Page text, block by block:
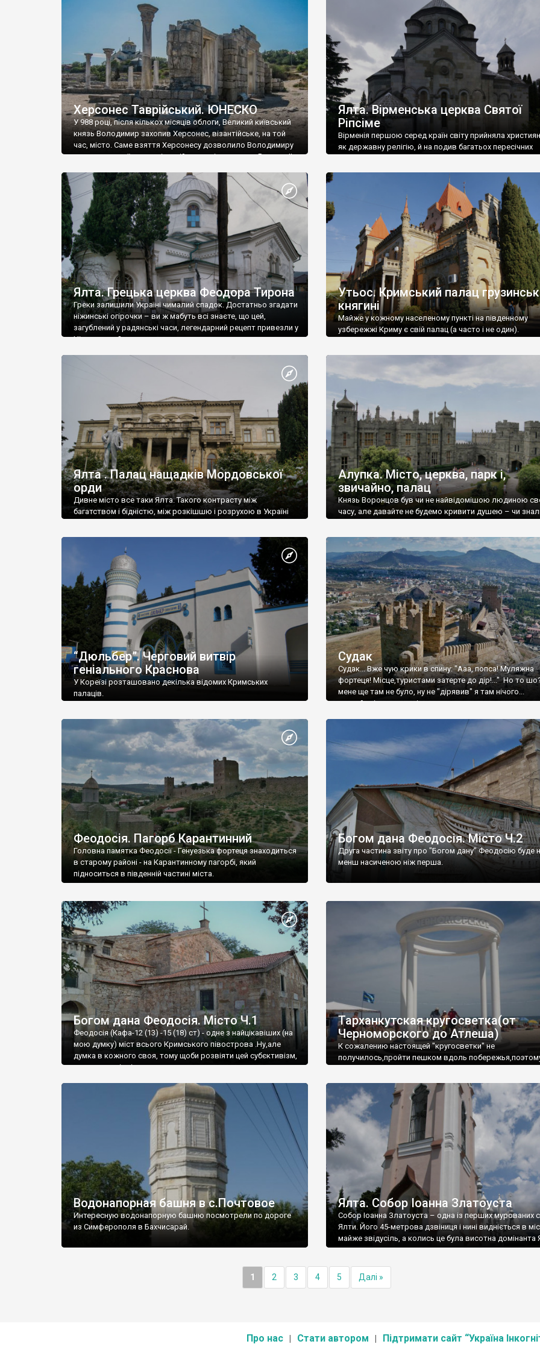
візантійської доби. Раритети викрадені з фондів об’єкту
культурної спадщини ЮНЕСКО «Херсонеса Таврійського».
Офіційно – на виставку «Золото Візантії», але експерти та
влада в Україні вважають це лише […]
називаються «повстяками» (postaki)…” “Вино. Крим
виробляє відмінне вино і його вдосталь: воно все
легке біле і дуже […]
Херсонес Таврійський. ЮНЕСКО
У 988 році, після кількох місяців облоги, Великий київський
князь Володимир захопив Херсонес, візантійське, на той
час, місто. Саме взяття Херсонесу дозволило Володимиру
диктувати свої умови візантійському імператору Василю ІІ,
Херсонесі Володимир-язичник, став Василем-
християнином. А потім було Хрещення Русі. На честь
Херсонесу Таврійського названо місто […]
Ялта. Вірменська церква Святої
Ріпсіме
Вірменія першою серед країн світу прийняла
як державну релігію, й на подив багатьох пересічних
Ялта. Грецька церква Феодора Тирона
Греки залишили Україні чималий спадок. Достатньо згадати
ніжинські огірочки – ви ж мабуть всі знаєте, що цей,
загублений у радянські часи, легендарний рецепт привезли у
Ніжин греки?
Утьос. Кримський палац
княгині
Майже у кожному населеному пункті на південному
узбережжі Криму є свій палац (а часто і не один).
Ялта . Палац нащадків Мордовської
орди
Дивне місто все таки Ялта. Такого контрасту між
багатством і бідністю, між розкішшю і розрухою в Україні
Алупка. Місто, церква, парк і,
звичайно, палац
Князь Воронцов був чи не найвідомішою людиною
часу, але давайте не будемо кривити душею – чи
“Дюльбер”. Черговий витвір
геніального Краснова
У Кореїзі розташовано декілька відомих Кримських
палаців.
Судак
Судак... Вже чую крики в спину: "Ааа, попса! Муляжна
фортеця! Місце,туристами затерте до дір!..." Но то
мене ще там не було, ну не "дірявив" я там нічого...
принаймні до цього літа.
Феодосія. Пагорб Карантинний
Головна памятка Феодосії - Генуезька фортеця знаходиться
в старому районі - на Карантинному пагорбі, який
підноситься в південній частині міста.
Богом дана Феодосія. Місто Ч.2
Друга частина звіту про "Богом дану" Феодосію буде
менш насиченою ніж перша.
Богом дана Феодосія. Місто Ч.1
Феодосія (Кафа-12 (13) -15 (18) ст) - одне з найцікавіших (на
мою думку) міст всього Кримського півострова .Ну,але
думка в кожного своя, тому щоби розвіяти цей субєктивізм,
запрошую відвідати це
Тарханкутская кругосветка(от
Черноморского до Атлеша)
К сожалению настоящей "кругосветки" не
получилось,пройти пешком вдоль
Водонапорная башня в с.Почтовое
Интересную водонапорную башню посмотрели по дороге
из Симферополя в Бахчисарай.
Ялта. Собор Іоанна Златоуста
Собор Іоанна Златоуста – одна із перших мурованих
Ялти. Його 45-метрова дзвіниця і нині видніється в
майже звідусіль, а колись це була висотна домінанта
1 2 3 4 5 Далі »
Про нас Стати автором Підтримати сайт “Україна